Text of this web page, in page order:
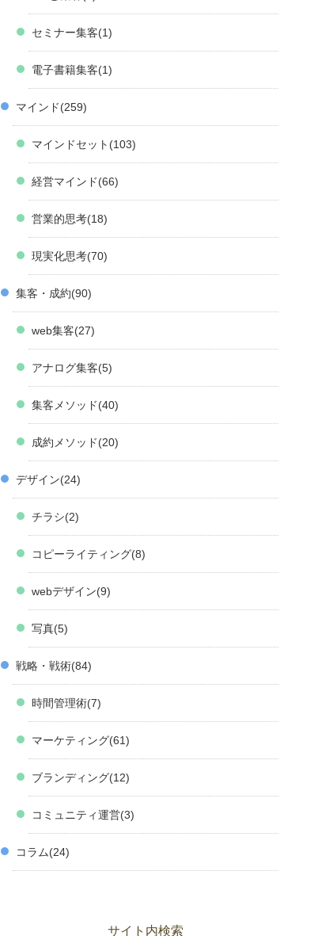
セミナー集客 1
電子書籍集客 1
マインド 259
マインドセット 103
経営マインド 66
営業的思考 18
現実化思考 70
集客・成約 90
web集客 27
アナログ集客 5
集客メソッド 40
成約メソッド 20
デザイン 24
チラシ 2
コピーライティング 8
webデザイン 9
写真 5
戦略・戦術 84
時間管理術 7
マーケティング 61
ブランディング 12
コミュニティ運営 3
コラム 24
サイト内検索